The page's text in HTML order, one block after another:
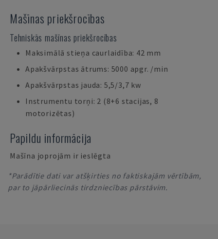
Mašīnas priekšrocības
Tehniskās mašīnas priekšrocības
Maksimālā stieņa caurlaidība: 42 mm
Apakšvārpstas ātrums: 5000 apgr. /min
Apakšvārpstas jauda: 5,5/3,7 kw
Instrumentu torņi: 2 (8+6 stacijas, 8
motorizētas)
Papildu informācija
Mašīna joprojām ir ieslēgta
*Parādītie dati var atšķirties no faktiskajām vērtībām,
par to jāpārliecinās tirdzniecības pārstāvim.